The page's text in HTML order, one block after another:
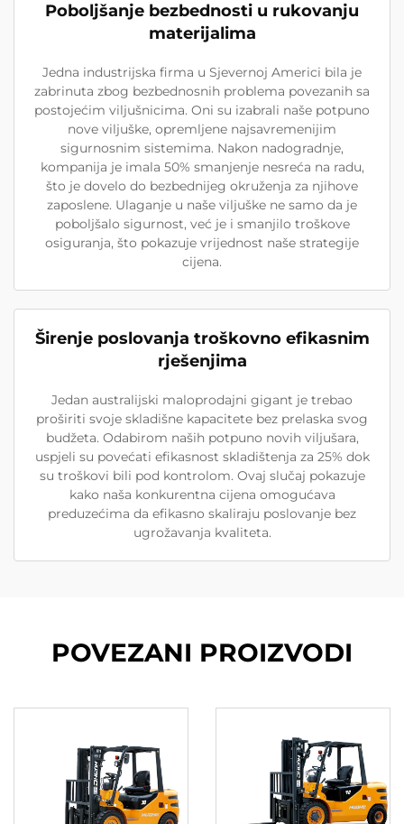
Poboljšanje bezbednosti u rukovanju
materijalima
Jedna industrijska firma u Sjevernoj Americi bila je
zabrinuta zbog bezbednosnih problema povezanih sa
postojećim viljušnicima. Oni su izabrali naše potpuno
nove viljuške, opremljene najsavremenijim
sigurnosnim sistemima. Nakon nadogradnje,
kompanija je imala 50% smanjenje nesreća na radu,
što je dovelo do bezbednijeg okruženja za njihove
zaposlene. Ulaganje u naše viljuške ne samo da je
poboljšalo sigurnost, već je i smanjilo troškove
osiguranja, što pokazuje vrijednost naše strategije
cijena.
Širenje poslovanja troškovno efikasnim
rješenjima
Jedan australijski maloprodajni gigant je trebao
proširiti svoje skladišne kapacitete bez prelaska svog
budžeta. Odabirom naših potpuno novih viljušara,
uspjeli su povećati efikasnost skladištenja za 25% dok
su troškovi bili pod kontrolom. Ovaj slučaj pokazuje
kako naša konkurentna cijena omogućava
preduzećima da efikasno skaliraju poslovanje bez
ugrožavanja kvaliteta.
POVEZANI PROIZVODI